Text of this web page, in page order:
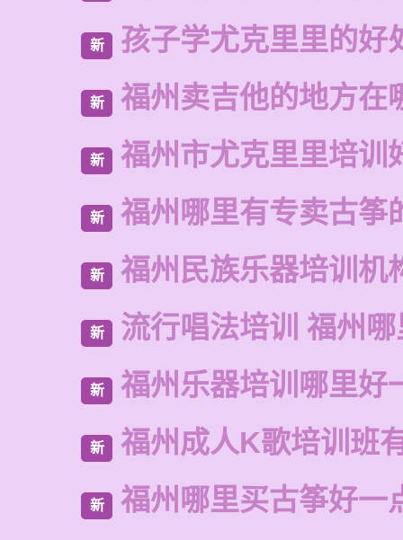
新 孩子学尤克里里的好
新 福州卖吉他的地方在
新 福州市尤克里里培训
新 福州哪里有专卖古筝
新 福州民族乐器培训机
新 流行唱法培训 福州
新 福州乐器培训哪里好
新 福州成人K歌培训班
新 福州哪里买古筝好一